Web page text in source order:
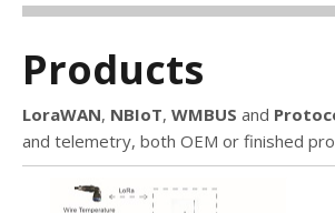
Products
LoraWAN, NBIoT, WMBUS and
and telemetry, both OEM or finished